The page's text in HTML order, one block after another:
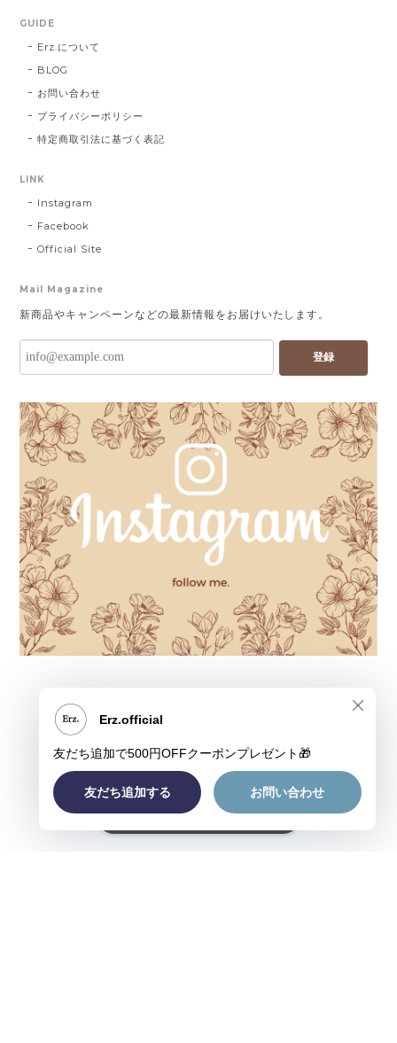
GUIDE
Erz.について
BLOG
お問い合わせ
プライバシーポリシー
特定商取引法に基づく表記
LINK
Instagram
Facebook
Official Site
Mail Magazine
新商品やキャンペーンなどの最新情報をお届けいたします。
登録
ショップに質問する